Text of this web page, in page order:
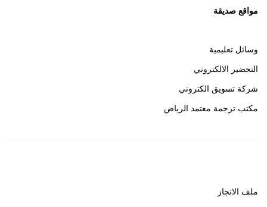
مواقع صديقة
وسائل تعليمية
التحضير الالكتروني
شركة تسويق الكتروني
مكتب ترجمة معتمد الرياض
ملف الانجاز